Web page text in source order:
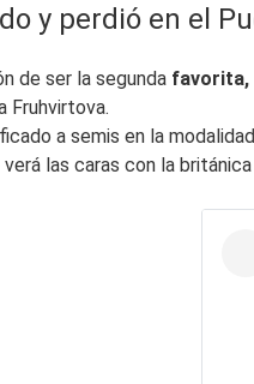
y perdió en el
de ser la segunda favorita,
Fruhvirtova.
a semis en la
las caras con la británica